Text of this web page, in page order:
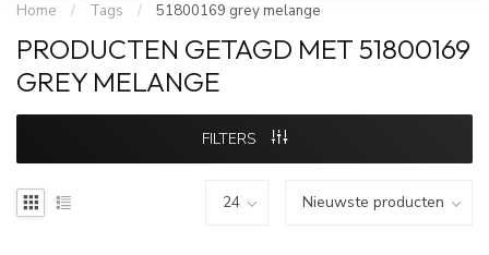
Home / Tags / 51800169 grey melange
PRODUCTEN GETAGD MET 51800169
GREY MELANGE
FILTERS